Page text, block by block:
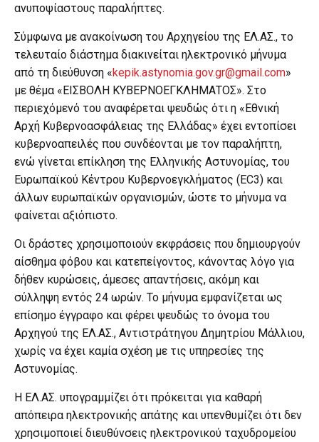
ανυποψίαστους παραλήπτες.
Σύμφωνα με ανακοίνωση του Αρχηγείου της ΕΛ.ΑΣ., το
τελευταίο διάστημα διακινείται ηλεκτρονικό μήνυμα
από τη διεύθυνση «kepik.astynomia.gov.gr@gmail.com»
με θέμα «ΕΙΣΒΟΛΗ ΚΥΒΕΡΝΟΕΓΚΛΗΜΑΤΟΣ». Στο
περιεχόμενό του αναφέρεται ψευδώς ότι η «Εθνική
Αρχή Κυβερνοασφάλειας της Ελλάδας» έχει εντοπίσει
κυβερνοαπειλές που συνδέονται με τον παραλήπτη,
ενώ γίνεται επίκληση της Ελληνικής Αστυνομίας, του
Ευρωπαϊκού Κέντρου Κυβερνοεγκλήματος (EC3) και
άλλων ευρωπαϊκών οργανισμών, ώστε το μήνυμα να
φαίνεται αξιόπιστο.
Οι δράστες χρησιμοποιούν εκφράσεις που δημιουργούν
αίσθημα φόβου και κατεπείγοντος, κάνοντας λόγο για
δήθεν κυρώσεις, άμεσες απαντήσεις, ακόμη και
σύλληψη εντός 24 ωρών. Το μήνυμα εμφανίζεται ως
επίσημο έγγραφο και φέρει ψευδώς το όνομα του
Αρχηγού της ΕΛ.ΑΣ., Αντιστράτηγου Δημητρίου Μάλλιου,
χωρίς να έχει καμία σχέση με τις υπηρεσίες της
Αστυνομίας.
Η ΕΛ.ΑΣ. υπογραμμίζει ότι πρόκειται για καθαρή
απόπειρα ηλεκτρονικής απάτης και υπενθυμίζει ότι δεν
χρησιμοποιεί διευθύνσεις ηλεκτρονικού ταχυδρομείου